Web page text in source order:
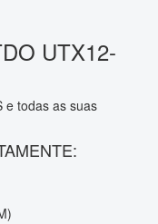
UTX12-
e todas as suas